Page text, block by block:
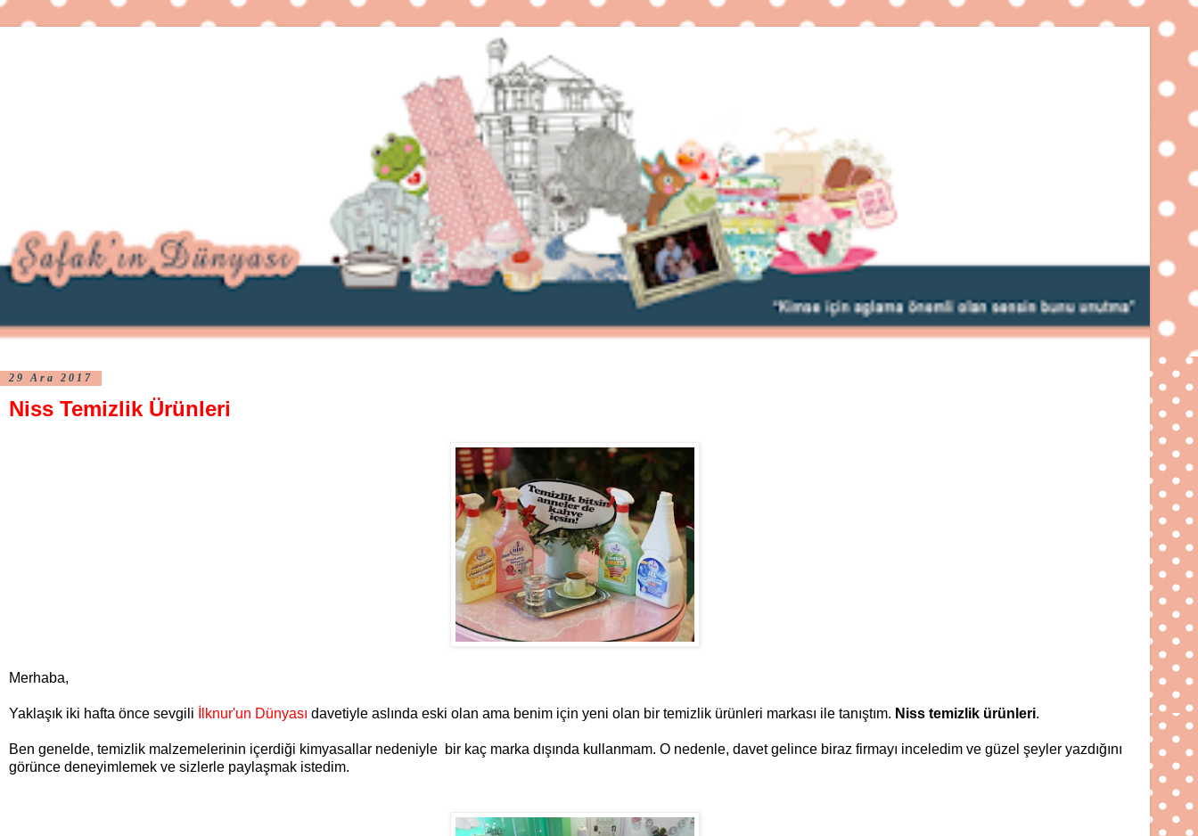
29 Ara 2017
Niss Temizlik Ürünleri
Merhaba,
Yaklaşık iki hafta önce sevgili İlknur'un Dünyası davetiyle aslında eski olan ama benim için yeni olan bir temizlik ürünleri markası ile tanıştım. Niss temizlik ürünleri.
Ben genelde, temizlik malzemelerinin içerdiği kimyasallar nedeniyle bir kaç marka dışında kullanmam. O nedenle, davet gelince biraz firmayı inceledim ve güzel şeyler yazdığını
görünce deneyimlemek ve sizlerle paylaşmak istedim.